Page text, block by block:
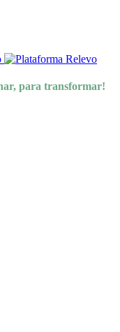
para transformar!